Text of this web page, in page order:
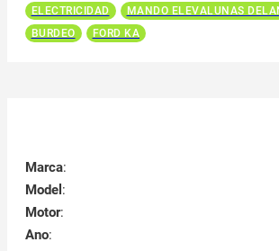
ELECTRICIDAD
MANDO ELEVALUNAS
BURDEO
FORD KA
Marca:
Model :
Motor:
Ano: